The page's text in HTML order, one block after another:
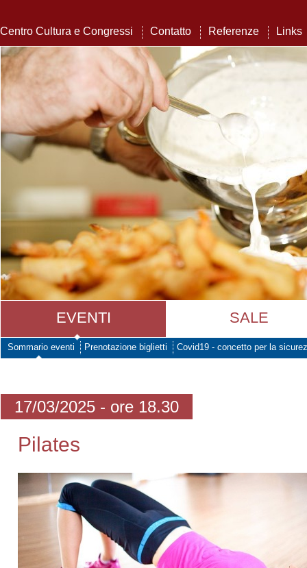
Centro Cultura e Congressi Contatto Referenze Links
EVENTI SALE
Sommario eventi Prenotazione biglietti Covid19 - concetto per la
17/03/2025 - ore 18.30
Pilates